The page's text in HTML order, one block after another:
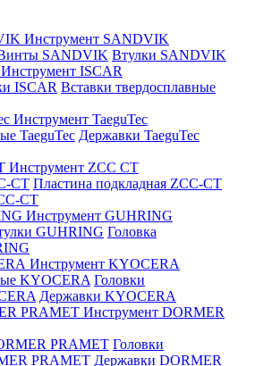
Инструмент SANDVIK
SANDVIK Втулки SANDVIK
Инструмент ISCAR
ISCAR Вставки твердосплавные
Инструмент TaeguTec
TaeguTec Державки TaeguTec
Инструмент ZCС CT
CT Пластина подкладная ZCC-CT
CT
Инструмент GUHRING
GUHRING Головка
Инструмент KYOCERA
KYOCERA Головки
Державки KYOCERA
Инструмент DORMER
PRAMET Головки
PRAMET Державки DORMER